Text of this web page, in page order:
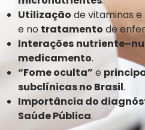
Utilização de vitaminas
e no tratamento de
Interações
medicamento.
“Fome oculta” e
subclínicas no Brasil.
Importância do
Saúde Pública.